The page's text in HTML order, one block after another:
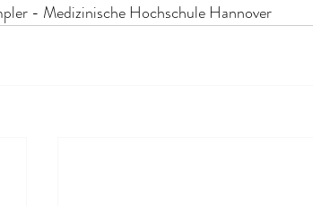
- Medizinische Hochschule Hannover